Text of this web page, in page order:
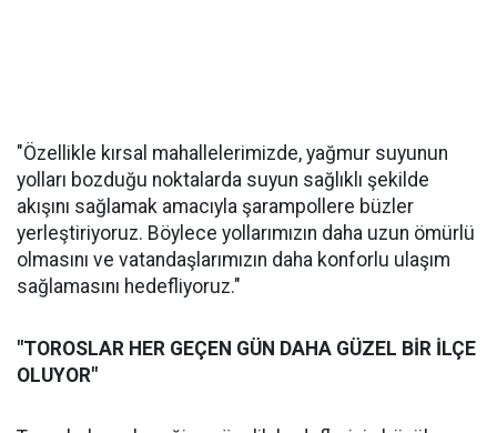
"Özellikle kırsal mahallelerimizde, yağmur suyunun
yolları bozduğu noktalarda suyun sağlıklı şekilde
akışını sağlamak amacıyla şarampollere büzler
yerleştiriyoruz. Böylece yollarımızın daha uzun ömürlü
olmasını ve vatandaşlarımızın daha konforlu ulaşım
sağlamasını hedefliyoruz."
"TOROSLAR HER GEÇEN GÜN DAHA GÜZEL BİR İLÇE
OLUYOR"